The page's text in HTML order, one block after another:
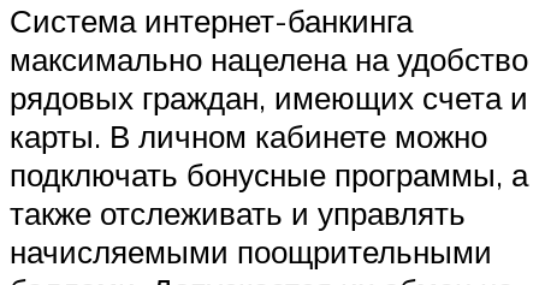
Система интернет-банкинга
максимально нацелена на удобство
рядовых граждан, имеющих счета и
карты. В личном кабинете можно
подключать бонусные программы, а
также отслеживать и управлять
начисляемыми поощрительными